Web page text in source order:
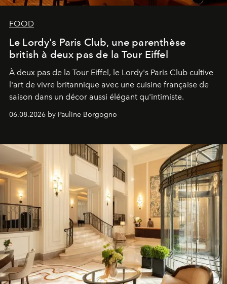
FOOD
Le Lordy's Paris Club, une parenthèse
british à deux pas de la Tour Eiffel
À deux pas de la Tour Eiffel, le Lordy's Paris Club cultive
l'art de vivre britannique avec une cuisine française de
saison dans un décor aussi élégant qu'intimiste.
06.08.2026 by Pauline Borgogno